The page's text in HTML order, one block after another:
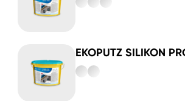
EKOPUTZ SILIKON